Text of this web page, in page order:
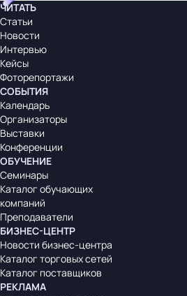
ЧИТАТЬ
Статьи
Новости
Интервью
Кейсы
Фоторепортажи
СОБЫТИЯ
Календарь
Организаторы
Выставки
Конференции
ОБУЧЕНИЕ
Семинары
Каталог обучающих
компаний
Преподаватели
БИЗНЕС-ЦЕНТР
Новости бизнес-центра
Каталог торговых сетей
Каталог поставщиков
РЕКЛАМА